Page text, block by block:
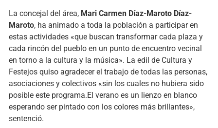
La concejal del área, Mari Carmen Díaz-Maroto Díaz-
Maroto, ha animado a toda la población a participar en
estas actividades «que buscan transformar cada plaza y
cada rincón del pueblo en un punto de encuentro vecinal
en torno a la cultura y la música». La edil de Cultura y
Festejos quiso agradecer el trabajo de todas las personas,
asociaciones y colectivos «sin los cuales no hubiera sido
posible este programa.El verano es un lienzo en blanco
esperando ser pintado con los colores más brillantes»,
sentenció.